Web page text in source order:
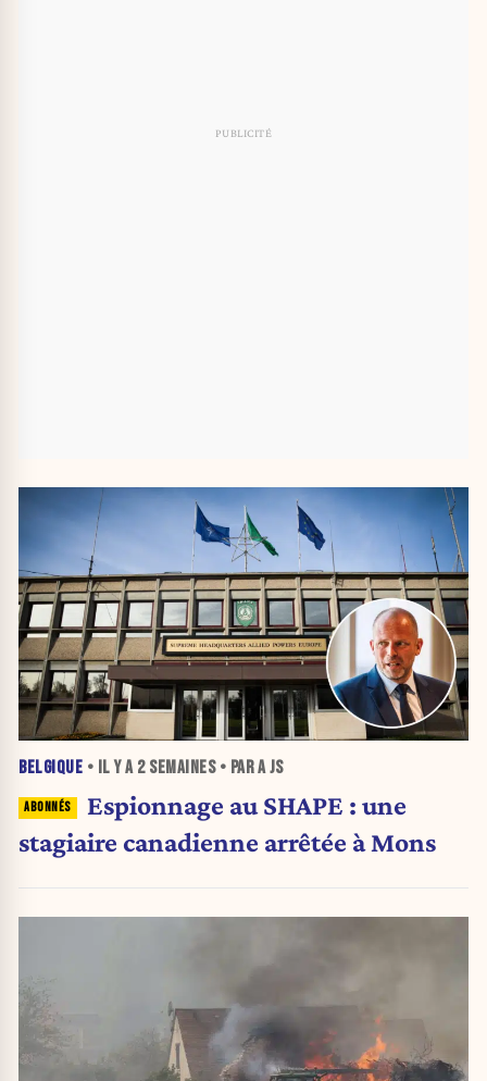
BELGIQUE • IL Y A 2 SEMAINES• PAR A JS
Espionnage au SHAPE : une
stagiaire canadienne arrêtée à Mons